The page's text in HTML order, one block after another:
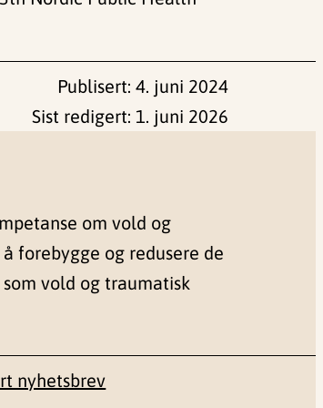
Publisert: 4. juni 2024
Sist redigert: 1. juni 2026
om vold og
forebygge og redusere de
som vold og traumatisk
nyhetsbrev